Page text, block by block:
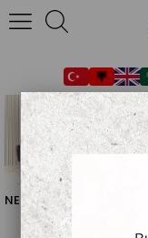
Anasayfa
NEMAX